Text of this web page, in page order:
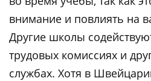
внимание и повлиять на
Другие школы
трудовых комиссиях и
службах. Хотя в